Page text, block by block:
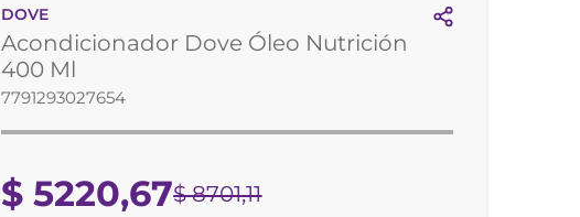
DOVE
Acondicionador Dove Óleo Nutrición
400 Ml
7791293027654
$ 5220,67$ 8701,11